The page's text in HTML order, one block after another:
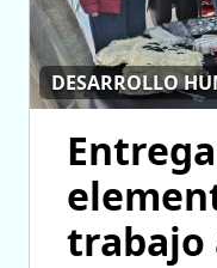
DESARROLLO
trabajo